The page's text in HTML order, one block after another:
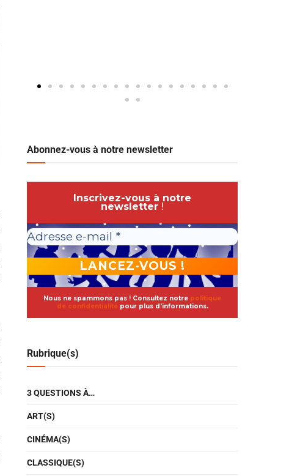
Abonnez-vous à notre newsletter
Inscrivez-vous à notre
newsletter !
Nous ne spammons pas ! Consultez notre politique
de confidentialité pour plus d’informations.
Rubrique(s)
3 QUESTIONS À…
ART(S)
CINÉMA(S)
CLASSIQUE(S)